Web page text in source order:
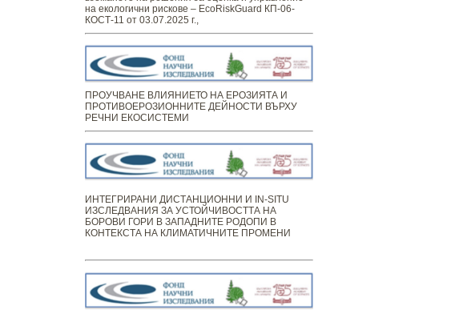
на екологични рискове – EcoRiskGuard КП-06-
КОСТ-11 от 03.07.2025 г.,
ПРОУЧВАНЕ ВЛИЯНИЕТО НА ЕРОЗИЯТА И
ПРОТИВОЕРОЗИОННИТЕ ДЕЙНОСТИ ВЪРХУ
РЕЧНИ ЕКОСИСТЕМИ
ИНТЕГРИРАНИ ДИСТАНЦИОННИ И IN-SITU
ИЗСЛЕДВАНИЯ ЗА УСТОЙЧИВОСТТА НА
БОРОВИ ГОРИ В ЗАПАДНИТЕ РОДОПИ В
КОНТЕКСТА НА КЛИМАТИЧНИТЕ ПРОМЕНИ